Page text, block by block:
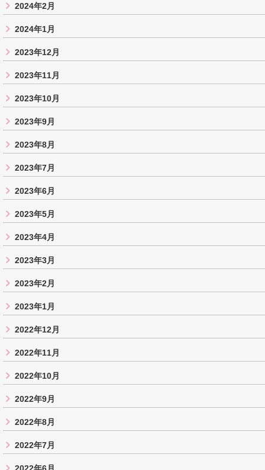
2024年2月
2024年1月
2023年12月
2023年11月
2023年10月
2023年9月
2023年8月
2023年7月
2023年6月
2023年5月
2023年4月
2023年3月
2023年2月
2023年1月
2022年12月
2022年11月
2022年10月
2022年9月
2022年8月
2022年7月